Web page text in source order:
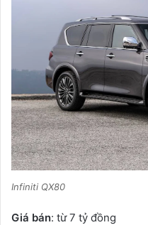
Infiniti QX80
Giá bán: từ 7 tỷ đồng